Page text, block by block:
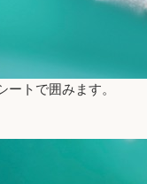
ートで囲みます。